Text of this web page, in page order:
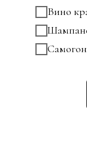
Вино
Самогон